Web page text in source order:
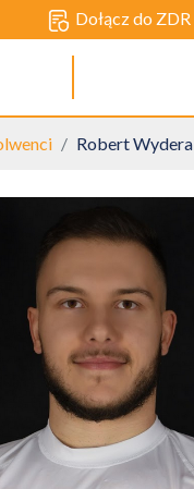
Dołącz do ZDR
Robert Wydera